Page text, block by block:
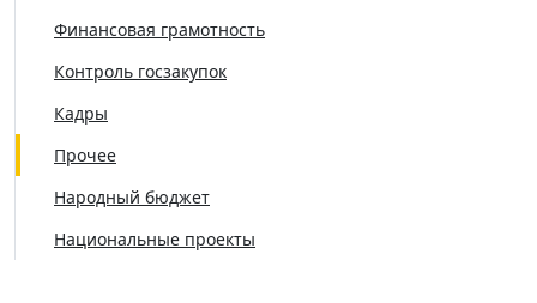
Финансовая грамотность
Контроль госзакупок
Кадры
Прочее
Народный бюджет
Национальные проекты